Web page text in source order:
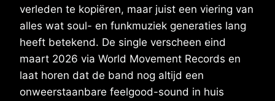
verleden te kopiëren, maar juist een viering van
alles wat soul- en funkmuziek generaties lang
heeft betekend. De single verscheen eind
maart 2026 via World Movement Records en
laat horen dat de band nog altijd een
onweerstaanbare feelgood-sound in huis